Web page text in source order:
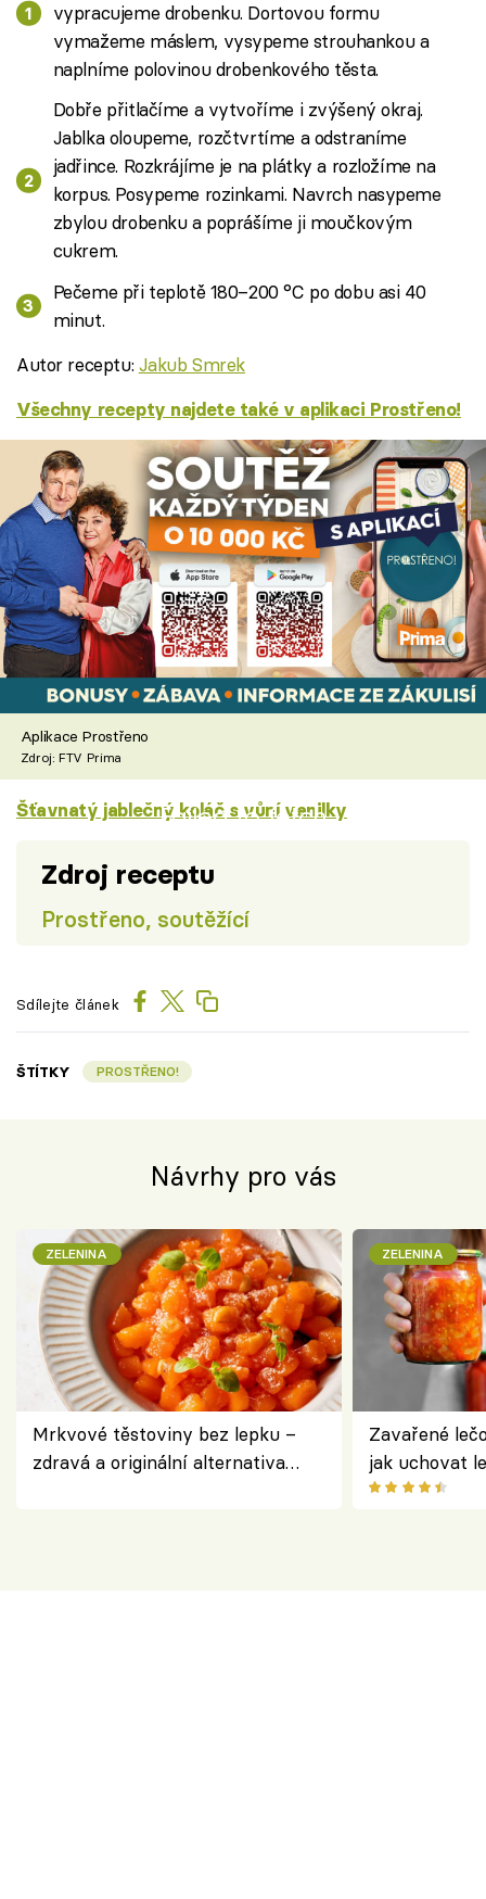
vypracujeme drobenku. Dortovou formu
vymažeme máslem, vysypeme strouhankou a
naplníme polovinou drobenkového těsta.
Dobře přitlačíme a vytvoříme i zvýšený okraj.
Jablka oloupeme, rozčtvrtíme a odstraníme
jadřince. Rozkrájíme je na plátky a rozložíme na
korpus. Posypeme rozinkami. Navrch nasypeme
zbylou drobenku a poprášíme ji moučkovým
cukrem.
Pečeme při teplotě 180–200 °C po dobu asi 40
minut.
Autor receptu: Jakub Smrek
Všechny recepty najdete také v aplikaci Prostřeno!
Aplikace Prostřeno
Zdroj: FTV Prima
Failed to fetch
Šťavnatý jablečný koláč s vůní vanilky
Zdroj receptu
Prostřeno, soutěžící
Sdílejte článek
ŠTÍTKY PROSTŘENO!
Návrhy pro vás
ZELENINA
Mrkvové těstoviny bez lepku –
zdravá a originální alternativa
ZELENINA
Zavařené
jak uchovat